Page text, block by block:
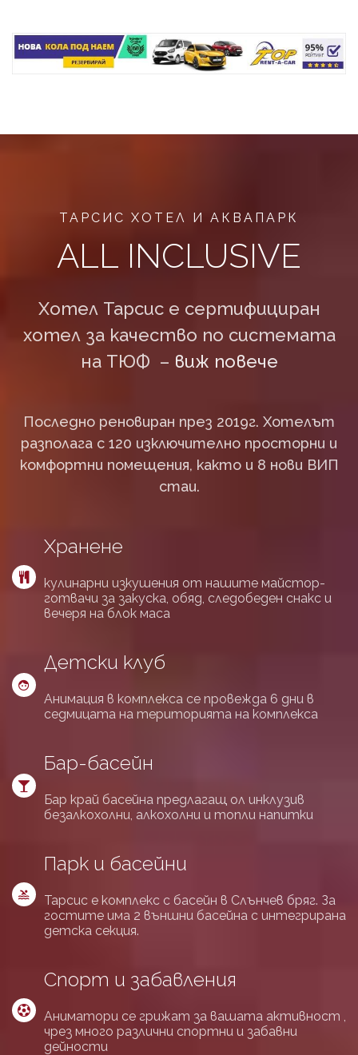
ТАРСИС ХОТЕЛ И АКВАПАРК
ALL INCLUSIVE
Хотел Тарсис е сертифициран
хотел за качество по системата
на ТЮФ – виж повече
Последно реновиран през 2019г. Хотелът
разполага с 120 изключително просторни и
комфортни помещения, както и 8 нови ВИП
стаи.
Хранене
кулинарни изкушения от нашите майстор-
готвачи за закуска, обяд, следобеден снакс и
вечеря на блок маса
Детски клуб
Анимация в комплекса се провежда 6 дни в
седмицата на територията на комплекса
Бар-басейн
Бар край басейна предлагащ ол инклузив
безалкохолни, алкохолни и топли напитки
Парк и басейни
Тарсис е комплекс с басейн в Слънчев бряг. За
гостите има 2 външни басейна с интегрирана
детска секция.
Спорт и забавления
Аниматори се грижат за вашата активност ,
чрез много различни спортни и забавни
дейности